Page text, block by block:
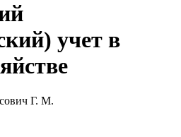
учет в
Г. М.